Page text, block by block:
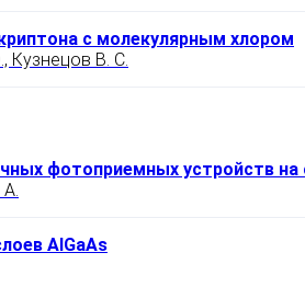
с молекулярным хлором
Кузнецов В. С.
фотоприемных устройств
AlGaAs